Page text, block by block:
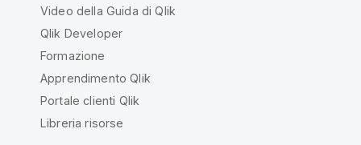
Video della Guida di Qlik
Qlik Developer
Formazione
Apprendimento Qlik
Portale clienti Qlik
Libreria risorse